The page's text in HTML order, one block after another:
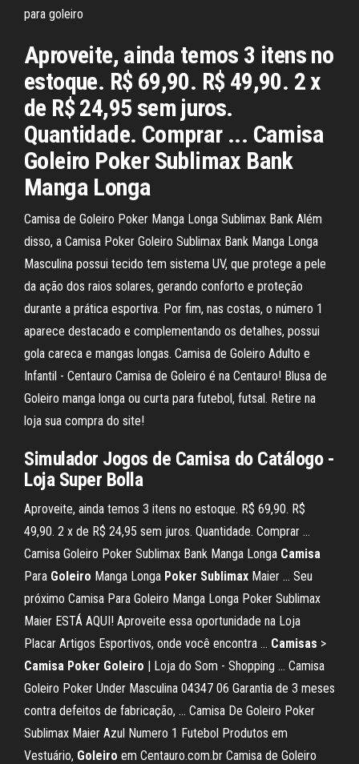
para goleiro
Aproveite, ainda temos 3 itens no
estoque. R$ 69,90. R$ 49,90. 2 x
de R$ 24,95 sem juros.
Quantidade. Comprar ... Camisa
Goleiro Poker Sublimax Bank
Manga Longa
Camisa de Goleiro Poker Manga Longa Sublimax Bank Além
disso, a Camisa Poker Goleiro Sublimax Bank Manga Longa
Masculina possui tecido tem sistema UV, que protege a pele
da ação dos raios solares, gerando conforto e proteção
durante a prática esportiva. Por fim, nas costas, o número 1
aparece destacado e complementando os detalhes, possui
gola careca e mangas longas. Camisa de Goleiro Adulto e
Infantil - Centauro Camisa de Goleiro é na Centauro! Blusa de
Goleiro manga longa ou curta para futebol, futsal. Retire na
loja sua compra do site!
Simulador Jogos de Camisa do Catálogo -
Loja Super Bolla
Aproveite, ainda temos 3 itens no estoque. R$ 69,90. R$
49,90. 2 x de R$ 24,95 sem juros. Quantidade. Comprar ...
Camisa Goleiro Poker Sublimax Bank Manga Longa Camisa
Para Goleiro Manga Longa Poker Sublimax Maier ... Seu
próximo Camisa Para Goleiro Manga Longa Poker Sublimax
Maier ESTÁ AQUI! Aproveite essa oportunidade na Loja
Placar Artigos Esportivos, onde você encontra ... Camisas >
Camisa Poker Goleiro | Loja do Som - Shopping ... Camisa
Goleiro Poker Under Masculina 04347 06 Garantia de 3 meses
contra defeitos de fabricação, ... Camisa De Goleiro Poker
Sublimax Maier Azul Numero 1 Futebol Produtos em
Vestuário, Goleiro em Centauro.com.br Camisa de Goleiro